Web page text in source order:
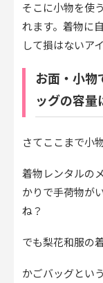
そこに小物を使
れます。着物に
して損はないア
お面・小物
ッグの容量
さてここまで小
着物レンタルの
かりで手荷物が
ね？
でも梨花和服の
かごバッグとい